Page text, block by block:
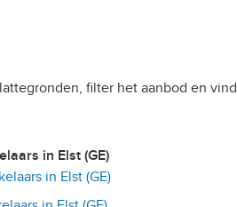
filter het aanbod en vind
in Elst (GE)
in Elst (GE)